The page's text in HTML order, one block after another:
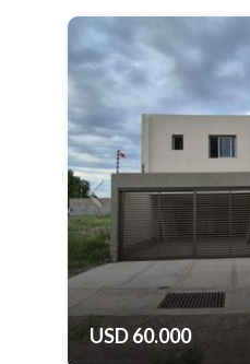
USD 60.000